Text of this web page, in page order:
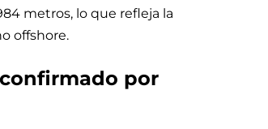
metros, lo que refleja la
offshore.
por